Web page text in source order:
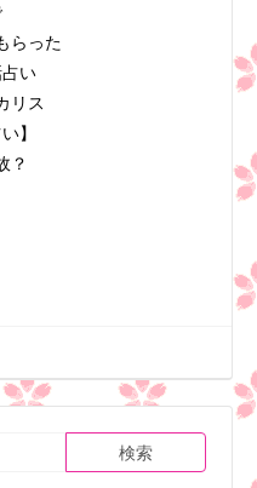
らった
い
リス
】
？
索: